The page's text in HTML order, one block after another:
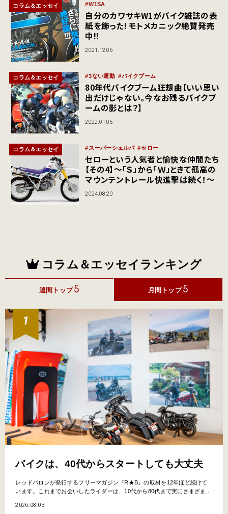
コラム＆エッセイ W1SA
自分のカワサキW1がバイク雑誌の表
紙を飾った! モトメカニック絶賛発売
中!!
2021.12.06
コラム＆エッセイ 3ない運動 バイクブーム
80年代バイクブーム狂想曲【いい思い
出だけじゃない。今なお残るバイクブ
ームの影とは？】
2022.01.05
コラム＆エッセイ スーパーシェルパ セロー
セローという人気者と愉快な仲間たち
【その4】～「Ｓ」から「Ｗ」ときて孤高の
マウンテントレール快進撃は続く！～
2024.08.20
コラム＆エッセイランキング
週間トップ5 月間トップ 5
バイクは、40代からスタートしても大丈夫
レッドバロンが発行するフリーマガジン『R★B』の取材を12年ほど続けて
います。これまでお会いしたライダーは、10代から80代まで実にさまざま...
2026.08.03